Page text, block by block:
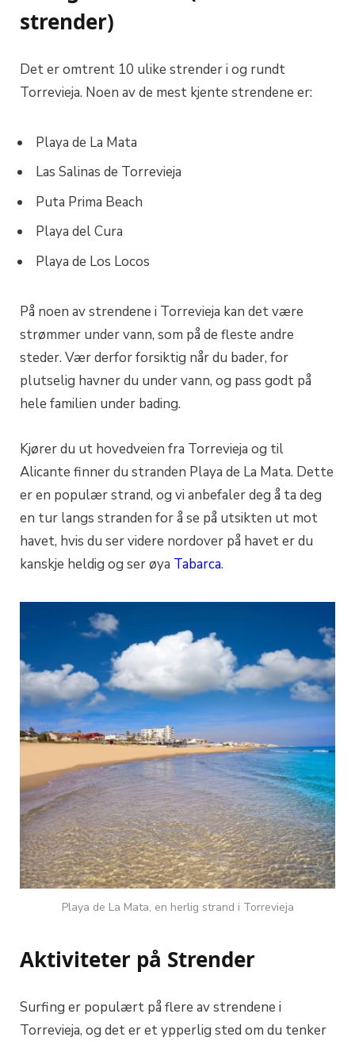
strender)
Det er omtrent 10 ulike strender i og rundt
Torrevieja. Noen av de mest kjente strendene er:
Playa de La Mata
Las Salinas de Torrevieja
Puta Prima Beach
Playa del Cura
Playa de Los Locos
På noen av strendene i Torrevieja kan det være
strømmer under vann, som på de fleste andre
steder. Vær derfor forsiktig når du bader, for
plutselig havner du under vann, og pass godt på
hele familien under bading.
Kjører du ut hovedveien fra Torrevieja og til
Alicante finner du stranden Playa de La Mata. Dette
er en populær strand, og vi anbefaler deg å ta deg
en tur langs stranden for å se på utsikten ut mot
havet, hvis du ser videre nordover på havet er du
kanskje heldig og ser øya Tabarca.
Playa de La Mata, en herlig strand i Torrevieja
Aktiviteter på Strender
Surfing er populært på flere av strendene i
Torrevieja, og det er et ypperlig sted om du tenker